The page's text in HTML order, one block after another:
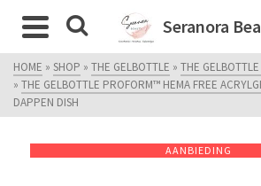
Seranora
HOME » SHOP » THE GELBOTTLE » THE
» THE GELBOTTLE PROFORM™ HEMA FREE
DAPPEN DISH
AANBIEDING